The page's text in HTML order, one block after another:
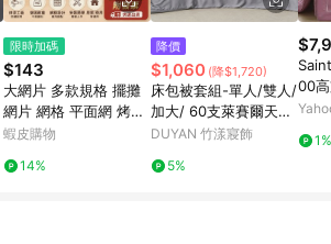
限時加碼
$143
大網片 多款規格 擺攤
網片 網格 平面網 烤漆
網片 鐵網 夜市網片 大
網格掛籃 網片 鐵網格
蝦皮購物
14%
降價
$1,060 (降$1,720)
床包被套組-單人/雙人/
加大/ 60支萊賽爾天絲
/ 芝麻霧灰 台灣製
DUYAN 竹漾寢飾
5%
00
加大
1%